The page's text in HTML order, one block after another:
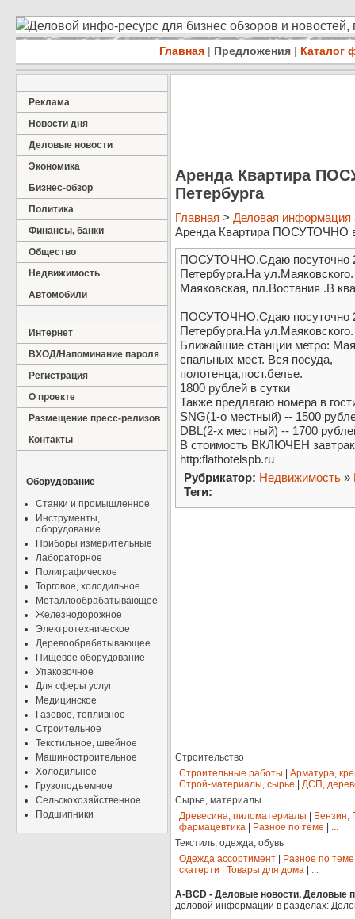
Деловой инфо-ресурс для бизнес обзоров и
Главная | Предложения | Каталог
Реклама
Новости дня
Деловые новости
Экономика
Бизнес-обзор
Политика
Финансы, банки
Общество
Недвижимость
Автомобили
Интернет
ВХОД/Напоминание пароля
Регистрация
О проекте
Размещение пресс-релизов
Контакты
Оборудование
Станки и промышленное
Инструменты,
оборудование
Приборы измерительные
Лабораторное
Полиграфическое
Торговое, холодильное
Металлообрабатывающее
Железнодорожное
Электротехническое
Деревообрабатывающее
Пищевое оборудование
Упаковочное
Для сферы услуг
Медицинское
Газовое, топливное
Строительное
Текстильное, швейное
Машиностроительное
Холодильное
Грузоподъемное
Сельскохозяйственное
Подшипники
Аренда Квартира
Петербурга
Главная > Деловая информация
Аренда Квартира ПОСУТОЧНО в
ПОСУТОЧНО.Сдаю посуточно
Петербурга.На
Маяковская, пл.Востания .В
ПОСУТОЧНО.Сдаю посуточно
Петербурга.На ул.Маяковского.
Ближайшие станции метро:
спальных мест. Вся посуда,
полотенца,пост.белье.
1800 рублей в сутки
Также предлагаю номера в
SNG(1-о местный) -- 1500
DBL(2-х местный) -- 1700
В стоимость ВКЛЮЧЕН
http:flathotelspb.ru
Рубрикатор: Недвижимость »
Теги:
Строительство
Строительные работы
Арматура,
Строй-материалы, сырье
ДСП,
Сырье, материалы
Древесина, пиломатериалы
Бензин,
фармацевтика
Разное по теме
...
Текстиль, одежда, обувь
Одежда ассортимент
Разное по теме
скатерти
Товары для дома ...
A-BCD - Деловые новости, Деловые
деловой информации в разделах: